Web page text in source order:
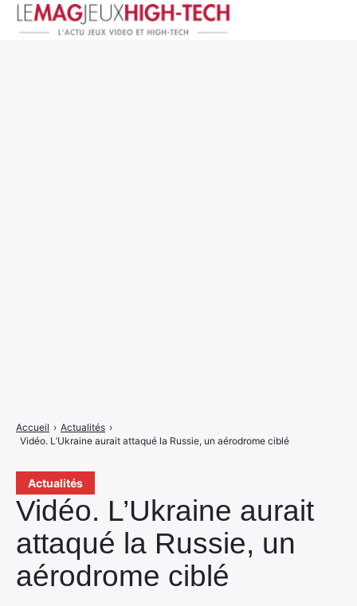
Actualités
Vidéo. L’Ukraine aurait
attaqué la Russie, un
aérodrome ciblé
Accueil › Actualités ›
Vidéo. L’Ukraine aurait attaqué la Russie, un aérodrome ciblé